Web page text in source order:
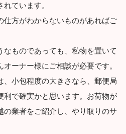
ています。
仕方がわからないものがあればご
なものであっても、私物を置いて
ーナー様にご相談が必要です。
、小包程度の大きさなら、郵便局
利で確実かと思います。お荷物が
の業者をご紹介し、やり取りのサ